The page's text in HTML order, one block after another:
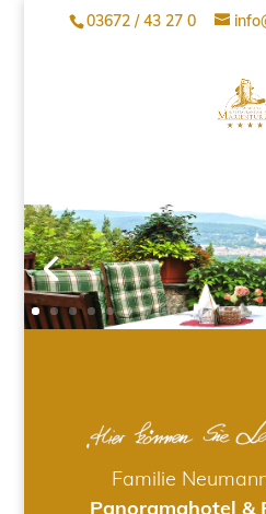
03672 / 43 27 0
Familie
Panoramahotel &